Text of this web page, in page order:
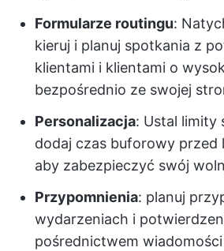
Formularze routingu:
kieruj i planuj spotkania z
klientami i klientami o
bezpośrednio ze swojej
Personalizacja: Ustal limity
dodaj czas buforowy przed
aby zabezpieczyć swój
Przypomnienia: planuj
wydarzeniach i
pośrednictwem